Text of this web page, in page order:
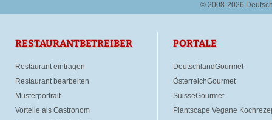
© 2008-2026
RESTAURANTBETREIBER
Restaurant eintragen
Restaurant bearbeiten
Musterportrait
Vorteile als Gastronom
PORTALE
DeutschlandGourmet
ÖsterreichGourmet
SuisseGourmet
Plantscape Vegane